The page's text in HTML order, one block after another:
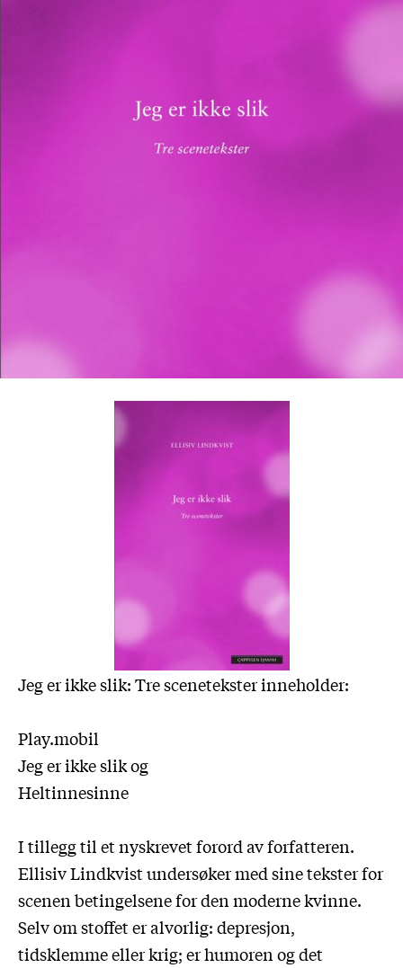
Jeg er ikke slik: Tre scenetekster inneholder:
Play.mobil
Jeg er ikke slik og
Heltinnesinne
I tillegg til et nyskrevet forord av forfatteren.
Ellisiv Lindkvist undersøker med sine tekster for
scenen betingelsene for den moderne kvinne.
Selv om stoffet er alvorlig: depresjon,
tidsklemme eller krig; er humoren og det